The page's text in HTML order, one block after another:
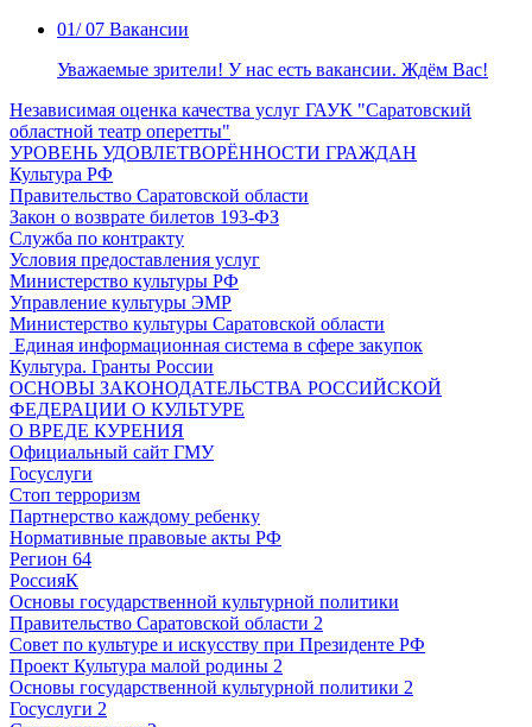
01/ 07 Вакансии
Уважаемые зрители! У нас есть вакансии. Ждём Вас!
Независимая оценка качества услуг ГАУК "Саратовский
областной театр оперетты"
УРОВЕНЬ УДОВЛЕТВОРЁННОСТИ ГРАЖДАН
Культура РФ
Правительство Саратовской области
Закон о возврате билетов 193-ФЗ
Служба по контракту
Условия предоставления услуг
Министерство культуры РФ
Управление культуры ЭМР
Министерство культуры Саратовской области
Единая информационная система в сфере закупок
Культура. Гранты России
ОСНОВЫ ЗАКОНОДАТЕЛЬСТВА РОССИЙСКОЙ
ФЕДЕРАЦИИ О КУЛЬТУРЕ
О ВРЕДЕ КУРЕНИЯ
Официальный сайт ГМУ
Госуслуги
Стоп терроризм
Партнерство каждому ребенку
Нормативные правовые акты РФ
Регион 64
РоссияК
Основы государственной культурной политики
Правительство Саратовской области 2
Совет по культуре и искусству при Президенте РФ
Проект Культура малой родины 2
Основы государственной культурной политики 2
Госуслуги 2